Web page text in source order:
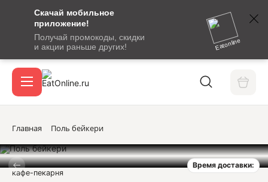
Скачай мобильное
приложение!
Получай промокоды, скидки
и акции раньше других!
Eatonline
сообщение
кодом
подтверждения
Вход / регистрация
Акции
Главная Поль бейкери
Время доставки:
кафе-пекарня